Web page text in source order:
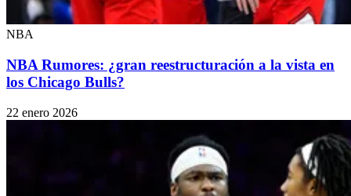
NBA
NBA Rumores: ¿gran reestructuración a la vista en
los Chicago Bulls?
22 enero 2026